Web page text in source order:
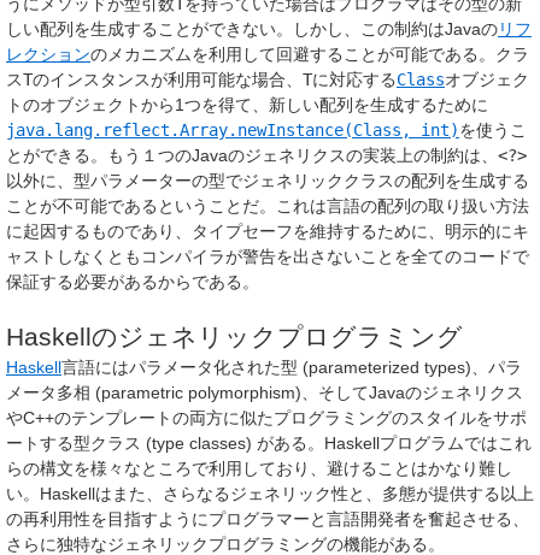
しい配列を生成することができない。しかし、この制約はJavaのリフ
レクションのメカニズムを利用して回避することが可能である。クラ
スTのインスタンスが利用可能な場合、 Tに対応するClassオブジェク
トのオブジェクトから1つを得て、新しい配列を生成するために
java.lang.reflect.Array.newInstance(Class, int)を使うこ
とができる。もう１つのJavaのジェネリクスの実装上の制約は、 <?>
以外に、型パラメーターの型でジェネリッククラスの配列を生成する
ことが不可能であるということだ。これは言語の配列の取り扱い方法
に起因するものであり、タイプセーフを維持するために、明示的にキ
ャストしなくともコンパイラが警告を出さないことを全てのコードで
保証する必要があるからである。
Haskellのジェネリックプログラミング
Haskell言語にはパラメータ化された型 (parameterized types)、パラ
メータ多相 (parametric polymorphism)、そしてJavaのジェネリクス
やC++のテンプレートの両方に似たプログラミングのスタイルをサポ
ートする型クラス (type classes) がある。Haskellプログラムではこれ
らの構文を様々なところで利用しており、避けることはかなり難し
い。Haskellはまた、さらなるジェネリック性と、多態が提供する以上
の再利用性を目指すようにプログラマーと言語開発者を奮起させる、
さらに独特なジェネリックプログラミングの機能がある。